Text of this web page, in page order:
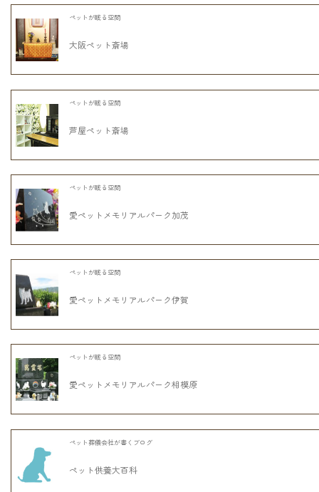
ペットが眠る空間
大阪ペット斎場
ペットが眠る空間
芦屋ペット斎場
ペットが眠る空間
愛ペットメモリアルパーク加茂
ペットが眠る空間
愛ペットメモリアルパーク伊賀
ペットが眠る空間
愛ペットメモリアルパーク相模原
ペット葬儀会社が書くブログ
ペット供養大百科